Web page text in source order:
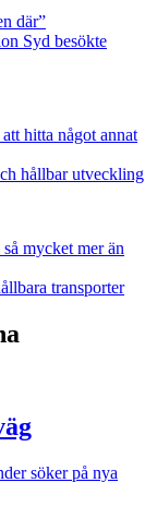
där”
Syd besökte
hitta något annat
hållbar utveckling
mycket mer än
transporter
söker på nya